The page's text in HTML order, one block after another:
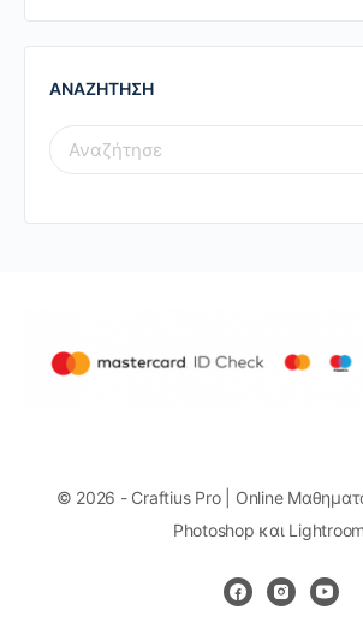
ΑΝΑΖΗΤΗΣΗ
SEARCH
FOR:
© 2026 - Craftius Pro | Online
Photoshop και Lightroom